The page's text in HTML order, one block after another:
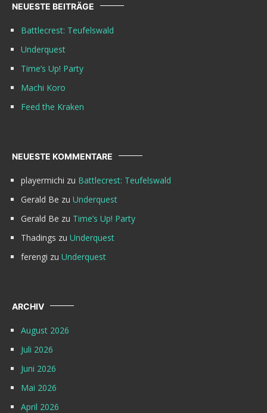
NEUESTE BEITRÄGE
Battlecrest: Teufelswald
Underquest
Time’s Up! Party
Machi Koro
Feed the Kraken
NEUESTE KOMMENTARE
playermichi zu Battlecrest: Teufelswald
Gerald Be zu Underquest
Gerald Be zu Time’s Up! Party
Thadings zu Underquest
ferengi zu Underquest
ARCHIV
August 2026
Juli 2026
Juni 2026
Mai 2026
April 2026